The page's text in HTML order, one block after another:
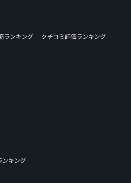
ランキング
クチコミ評価ランキング
ンキング